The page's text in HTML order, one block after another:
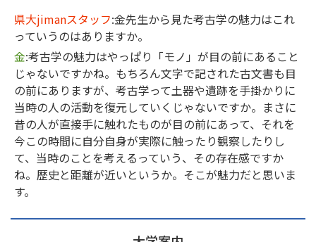
県大jimanスタッフ:金先生から見た考古学の魅力はこれ
っていうのはありますか。
金:考古学の魅力はやっぱり「モノ」が目の前にあること
じゃないですかね。もちろん文字で記された古文書も目
の前にありますが、考古学って土器や遺跡を手掛かりに
当時の人の活動を復元していくじゃないですか。まさに
昔の人が直接手に触れたものが目の前にあって、それを
今この時間に自分自身が実際に触ったり観察したりし
て、当時のことを考えるっていう、その存在感ですか
ね。歴史と距離が近いというか。そこが魅力だと思いま
す。